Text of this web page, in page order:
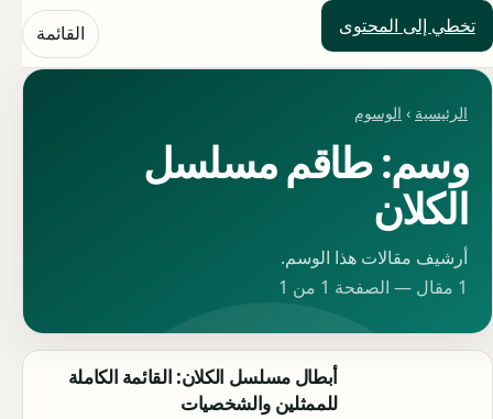
تخطي إلى المحتوى
حلول العالم القائمة
الرئيسية › الوسوم
وسم: طاقم مسلسل
الكلان
أرشيف مقالات هذا الوسم.
1 مقال — الصفحة 1 من 1
أبطال مسلسل الكلان: القائمة الكاملة
للممثلين والشخصيات